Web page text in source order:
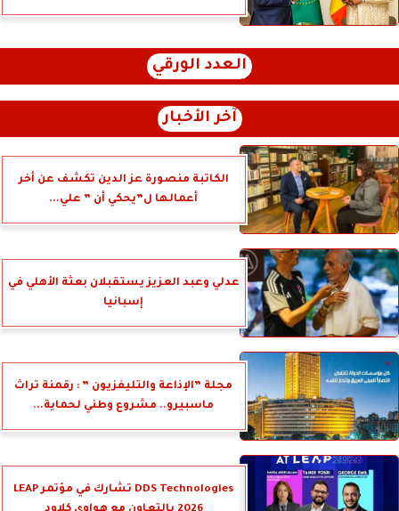
العدد الورقي
آخر الأخبار
الكاتبة منصورة عز الدين تكشف عن أخر
أعمالها ل”يحكي أن ” علي...
عدلي وعبد العزيز يستقبلان بعثة الأهلي في
إسبانيا
مجلة ”الإذاعة والتليفزيون ” : رقمنة تراث
ماسبيرو.. مشروع وطني لحماية...
DDS Technologies تشارك في مؤتمر LEAP